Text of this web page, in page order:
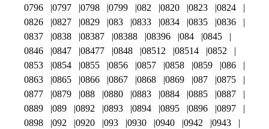
0796
0797 0798 0799 082 0820 0823
0824
0826
0827 0829 083 0833 0834 0835
0836
0837
0838 08387 08388 08396 084
0845
0846
0847 08477 0848 08512 08514
0852
0853
0854 0855 0856 0857 0858 0859
086
0863
0865 0866 0867 0868 0869 087
0875
0877
0879 088 0880 0883 0884 0885
0887
0889
089 0892 0893 0894 0895 0896
0897
0898
092 0920 093 0930 0940 0942
0943